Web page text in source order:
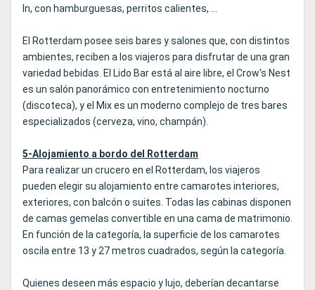
In, con hamburguesas, perritos calientes, ...
El Rotterdam posee seis bares y salones que, con distintos
ambientes, reciben a los viajeros para disfrutar de una gran
variedad bebidas. El Lido Bar está al aire libre, el Crow's Nest
es un salón panorámico con entretenimiento nocturno
(discoteca), y el Mix es un moderno complejo de tres bares
especializados (cerveza, vino, champán).
5-Alojamiento a bordo del Rotterdam
Para realizar un crucero en el Rotterdam, los viajeros
pueden elegir su alojamiento entre camarotes interiores,
exteriores, con balcón o suites. Todas las cabinas disponen
de camas gemelas convertible en una cama de matrimonio.
En función de la categoría, la superficie de los camarotes
oscila entre 13 y 27 metros cuadrados, según la categoría.
Quienes deseen más espacio y lujo, deberían decantarse